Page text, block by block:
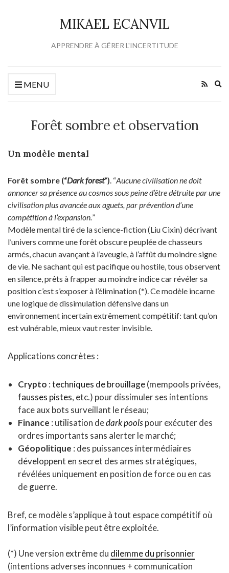
MIKAEL ECANVIL
APPRENDRE À GÉRER L'INCERTITUDE
MENU
Forêt sombre et observation
Un modèle mental
Forêt sombre (“Dark forest”). “Aucune civilisation ne doit
annoncer sa présence au cosmos sous peine d’être détruite par une
civilisation plus avancée aux aguets, par prévention d’une
compétition à l’expansion.”
Modèle mental tiré de la science-fiction (Liu Cixin) décrivant
l’univers comme une forêt obscure peuplée de chasseurs
armés, chacun avançant à l’aveugle, à l’affût du moindre signe
de vie. Ne sachant qui est pacifique ou hostile, tous observent
en silence, prêts à frapper au moindre indice car révéler sa
position c’est s’exposer à l’élimination (*). Ce modèle incarne
une logique de dissimulation défensive dans un
environnement incertain extrêmement compétitif: tant qu’on
est vulnérable, mieux vaut rester invisible.
Applications concrètes :
Crypto :techniques de brouillage(mempools privées,
fausses pistes, etc.) pour dissimuler ses intentions
face aux bots surveillant le réseau;
Finance : utilisation dedark poolspour exécuter des
ordres importants sans alerter le marché;
Géopolitique : des puissances intermédiaires
développent en secret des armes stratégiques,
révélées uniquement en position de force ou en cas
deguerre.
Bref, ce modèle s’applique à tout espace compétitif où
l’information visible peut être exploitée.
(*) Une version extrême du dilemme du prisonnier
(intentions adverses inconnues + communication